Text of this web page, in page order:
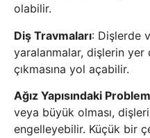
olabilir.
Diş Travmaları: Dişlerde
yaralanmalar, dişlerin yer
çıkmasına yol açabilir.
Ağız Yapısındaki
veya büyük olması,
engelleyebilir. Küçük bir